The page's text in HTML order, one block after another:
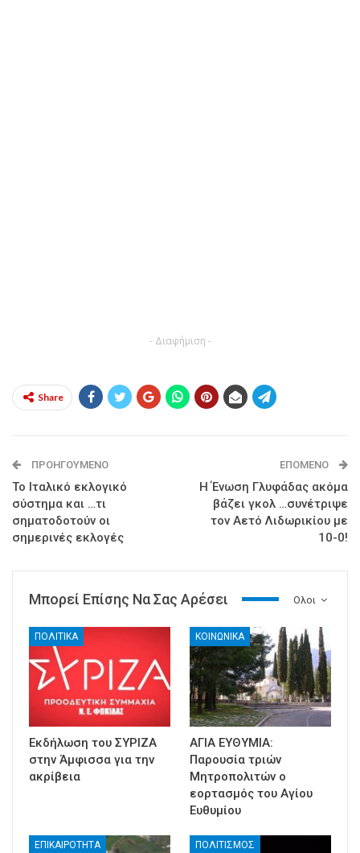
- Διαφήμιση -
Share
ΠΡΟΗΓΟΎΜΕΝΟ
Το Ιταλικό εκλογικό
σύστημα και …τι
σηματοδοτούν οι
σημερινές εκλογές
ΕΠΌΜΕΝΟ
Η Ένωση Γλυφάδας ακόμα
βάζει γκολ …συνέτριψε
τον Αετό Λιδωρικίου με
10-0!
Ολοι
Μπορεί Επίσης Να Σας Αρέσει
ΠΟΛΙΤΙΚΑ
Εκδήλωση του ΣΥΡΙΖΑ
στην Άμφισσα για την
ακρίβεια
ΚΟΙΝΩΝΙΚΑ
ΑΓΙΑ ΕΥΘΥΜΙΑ:
Παρουσία τριών
Μητροπολιτών ο
εορτασμός του Αγίου
Ευθυμίου
ΕΠΙΚΑΙΡΟΤΗΤΑ ΠΟΛΙΤΙΣΜΟΣ